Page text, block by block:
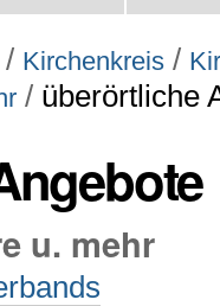
/ Kirchenkreis /
/ überörtliche
u. mehr